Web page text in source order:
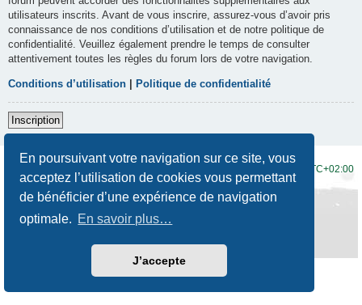
En poursuivant votre navigation sur ce site, vous
acceptez l’utilisation de cookies vous permettant
de bénéficier d’une expérience de navigation
optimale. En savoir plus…
J’accepte
utilisateurs inscrits. Avant de vous inscrire, assurez-vous d’avoir pris
connaissance de nos conditions d’utilisation et de notre politique de
confidentialité. Veuillez également prendre le temps de consulter
attentivement toutes les règles du forum lors de votre navigation.
Conditions d’utilisation Politique de confidentialité
Inscription
UTC+02:00
Développé par phpBB® Forum Software © phpBB Limited
Traduction française officielle
Prosilver New Edition
Confidentialité|Conditions